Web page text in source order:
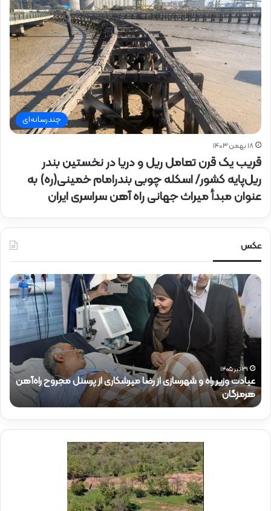
چندرسانه‌ای
۱۸ بهمن ۱۴۰۳
قریب یک قرن تعامل ریل و دریا در نخستین بندر
ریل‌پایه کشور/ اسکله چوبی بندرامام خمینی(ره) به
عنوان مبدأ میراث جهانی راه آهن سراسری ایران
عکس
مجروح راه‌آهن
ح
ض
و
ر
ذ
ا
ک
ر
ی
د
ر
م
و
ک
۱۵ تیر ۱۴۰۵
حضور دکتر ذاکری در موکب شهدای راه‌آهن